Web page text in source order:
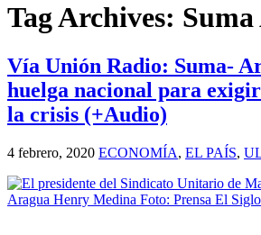
Tag Archives:
Vía Unión Radio: Suma-
huelga nacional para
la crisis (+Audio)
4 febrero, 2020 ECONOMÍA, EL PAÍS,